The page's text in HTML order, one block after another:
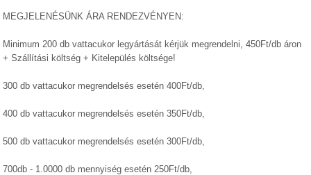
MEGJELENÉSÜNK ÁRA RENDEZVÉNYEN:
Minimum 200 db vattacukor legyártását kérjük megrendelni, 450Ft/db áron
+ Szállítási költség + Kitelepülés költsége!
300 db vattacukor megrendelsés esetén 400Ft/db,
400 db vattacukor megrendelsés esetén 350Ft/db,
500 db vattacukor megrendelsés esetén 300Ft/db,
700db - 1.0000 db mennyiség esetén 250Ft/db,